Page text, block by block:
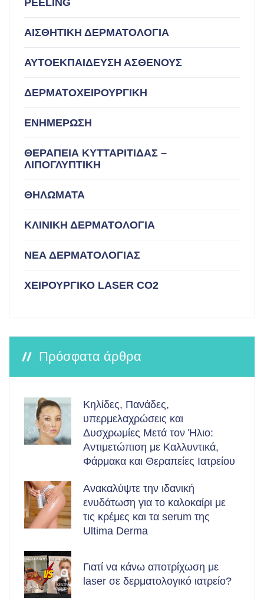
PEELING
ΑΙΣΘΗΤΙΚΗ ΔΕΡΜΑΤΟΛΟΓΙΑ
ΑΥΤΟΕΚΠΑΙΔΕΥΣΗ ΑΣΘΕΝΟΥΣ
ΔΕΡΜΑΤΟΧΕΙΡΟΥΡΓΙΚΗ
ΕΝΗΜΕΡΩΣΗ
ΘΕΡΑΠΕΙΑ ΚΥΤΤΑΡΙΤΙΔΑΣ –
ΛΙΠΟΓΛΥΠΤΙΚΗ
ΘΗΛΩΜΑΤΑ
ΚΛΙΝΙΚΗ ΔΕΡΜΑΤΟΛΟΓΙΑ
ΝΕΑ ΔΕΡΜΑΤΟΛΟΓΙΑΣ
ΧΕΙΡΟΥΡΓΙΚΟ LASER CO2
Πρόσφατα άρθρα
Κηλίδες, Πανάδες,
υπερμελαχρώσεις και
Δυσχρωμίες Μετά τον Ήλιο:
Αντιμετώπιση με Καλλυντικά,
Φάρμακα και Θεραπείες Ιατρείου
Ανακαλύψτε την ιδανική
ενυδάτωση για το καλοκαίρι με
τις κρέμες και τα serum της
Ultima Derma
Γιατί να κάνω αποτρίχωση με
laser σε δερματολογικό ιατρείο?